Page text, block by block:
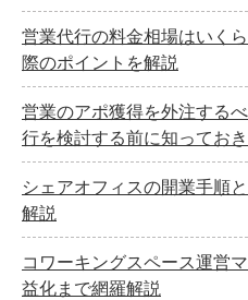
営業代行の料金相場はいく
際のポイントを解説
営業のアポ獲得を外注する
行を検討する前に知ってお
シェアオフィスの開業手順
解説
コワーキングスペース運営
益化まで網羅解説